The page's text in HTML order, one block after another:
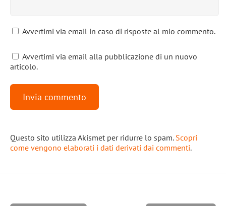
Avvertimi via email in caso di risposte al mio commento.
Avvertimi via email alla pubblicazione di un nuovo
articolo.
Questo sito utilizza Akismet per ridurre lo spam. Scopri
come vengono elaborati i dati derivati dai commenti.